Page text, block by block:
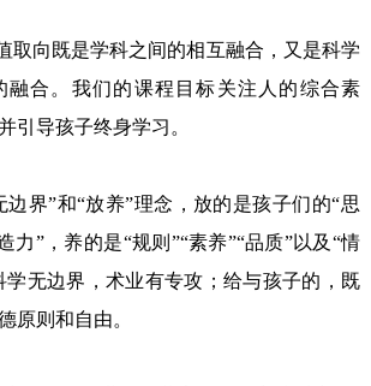
融合。我们的课程目标关注人的综合素
引导孩子终身学习。
力”，养的是“规则”“素养”“品质”以及“情
学无边界，术业有专攻；给与孩子的，既
原则和自由。